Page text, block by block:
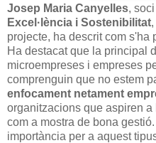
Josep Maria Canyelles,
Excel·lència i Sostenibilitat
projecte, ha descrit com s'ha
Ha destacat que la principal
microempreses i empreses
comprenguin que no estem
enfocament netament
organitzacions que aspiren
com a mostra de bona
importància per a aquest